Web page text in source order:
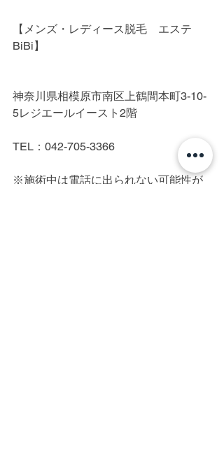
【メンズ・レディース脱毛　エステ
BiBi】
神奈川県相模原市南区上鶴間本町3-10-
5レジエールイースト2階
TEL：042-705-3366
※施術中は電話に出られない可能性が